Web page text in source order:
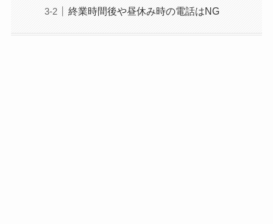
終業時間後や昼休み時の電話はNG